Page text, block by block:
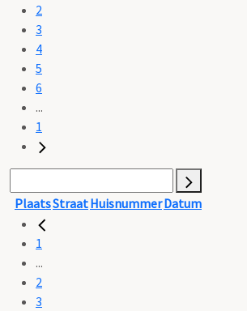
2
3
4
5
6
...
1
PlaatsStraatHuisnummerDatum
1
...
2
3